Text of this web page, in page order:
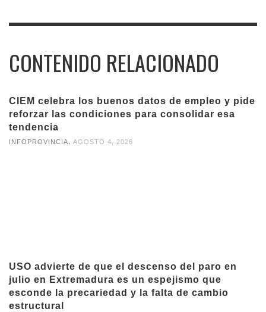
CONTENIDO RELACIONADO
CIEM celebra los buenos datos de empleo y pide
reforzar las condiciones para consolidar esa
tendencia
INFOPROVINCIA AGOSTO 4, 2026
USO advierte de que el descenso del paro en
julio en Extremadura es un espejismo que
esconde la precariedad y la falta de cambio
estructural